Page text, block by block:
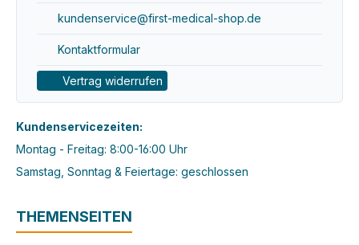
kundenservice@first-medical-shop.de
Kontaktformular
Vertrag widerrufen
Kundenservicezeiten:
Montag - Freitag: 8:00-16:00 Uhr
Samstag, Sonntag & Feiertage: geschlossen
THEMENSEITEN